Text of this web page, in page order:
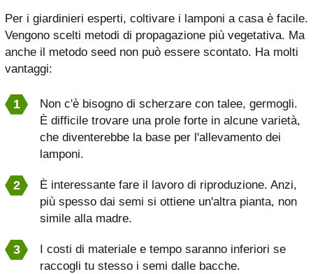
Per i giardinieri esperti, coltivare i lamponi a casa è facile.
Vengono scelti metodi di propagazione più vegetativa. Ma
anche il metodo seed non può essere scontato. Ha molti
vantaggi:
Non c'è bisogno di scherzare con talee, germogli.
È difficile trovare una prole forte in alcune varietà,
che diventerebbe la base per l'allevamento dei
lamponi.
È interessante fare il lavoro di riproduzione. Anzi,
più spesso dai semi si ottiene un'altra pianta, non
simile alla madre.
I costi di materiale e tempo saranno inferiori se
raccogli tu stesso i semi dalle bacche.